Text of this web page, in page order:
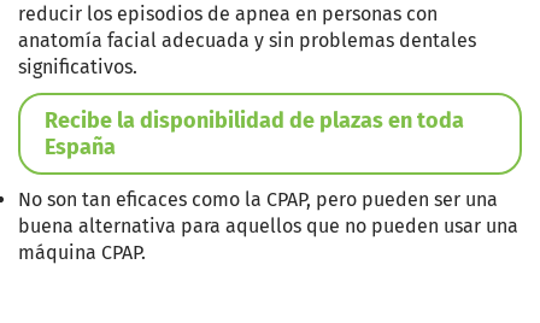
reducir los episodios de apnea en personas con
anatomía facial adecuada y sin problemas dentales
significativos.
Recibe la disponibilidad de plazas en toda
España
No son tan eficaces como la CPAP, pero pueden ser una
buena alternativa para aquellos que no pueden usar una
máquina CPAP.